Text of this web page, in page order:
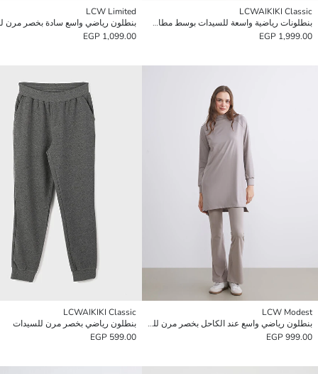
LCWAIKIKI Classic
بنطلونات رياضية واسعة للسيدات بوسط مطاطي
1,999.00 EGP
LCW Limited
بنطلون رياضي واسع سادة بخصر مرن
1,099.00 EGP
LCW Modest
بنطلون رياضي واسع عند الكاحل بخصر مرن للسيدات
999.00 EGP
LCWAIKIKI Classic
بنطلون رياضي بخصر مرن للسيدات
599.00 EGP